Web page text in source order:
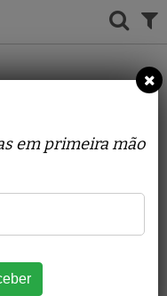
em primeira mão